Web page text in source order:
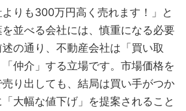
りも300万円高く売れます！」と
並べる会社には、慎重になる必要
の通り、不動産会社は「買い取
仲介」する立場です。市場価格を
り出しても、結局は買い手がつか
大幅な値下げ」を提案されること